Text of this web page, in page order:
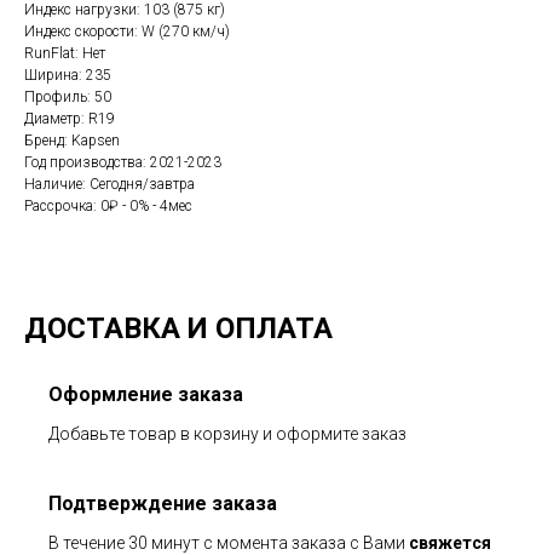
Индекс нагрузки: 103 (875 кг)
Индекс скорости: W (270 км/ч)
RunFlat: Нет
Ширина: 235
Профиль: 50
Диаметр: R19
Бренд: Kapsen
Год производства: 2021-2023
Наличие: Сегодня/завтра
Рассрочка: 0₽ - 0% - 4мес
ДОСТАВКА И ОПЛАТА
Оформление заказа
Добавьте товар в корзину и оформите заказ
Подтверждение заказа
В течение 30 минут с момента заказа с Вами свяжется